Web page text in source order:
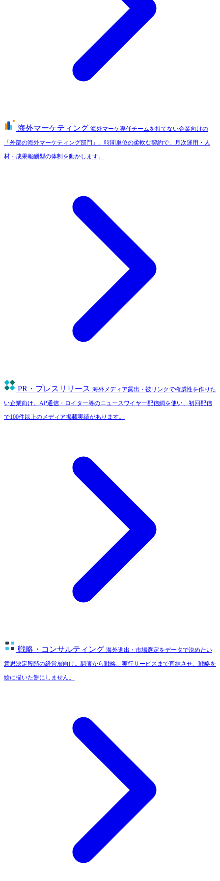
海外マーケティング 海外マーケ専任チームを持てない企業向けの
「外部の海外マーケティング部門」。時間単位の柔軟な契約で、月次運用・人
材・成果報酬型の体制を動かします。
PR・プレスリリース 海外メディア露出・被リンクで権威性を作りた
い企業向け。AP通信・ロイター等のニュースワイヤー配信網を使い、初回配信
で100件以上のメディア掲載実績があります。
戦略・コンサルティング 海外進出・市場選定をデータで決めたい
意思決定段階の経営層向け。調査から戦略、実行サービスまで直結させ、戦略を
絵に描いた餅にしません。